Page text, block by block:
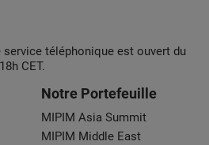
service téléphonique est ouvert du
CET.
Notre Portefeuille
MIPIM Asia Summit
MIPIM Middle East